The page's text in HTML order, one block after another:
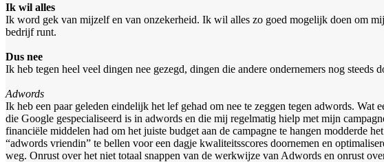
Ik wil alles
Ik word gek van mijzelf en van onzekerheid. Ik wil alles zo goed mogelijk doen om
bedrijf runt.
Dus nee
Ik heb tegen heel veel dingen nee gezegd, dingen die andere ondernemers nog
Adwords
Ik heb een paar geleden eindelijk het lef gehad om nee te zeggen tegen adwords.
die Google gespecialiseerd is in adwords en die mij regelmatig hielp met mijn
financiële middelen had om het juiste budget aan de campagne te hangen modderde
“adwords vriendin” te bellen voor een dagje kwaliteitsscores doornemen en
weg. Onrust over het niet totaal snappen van de werkwijze van Adwords en onrust